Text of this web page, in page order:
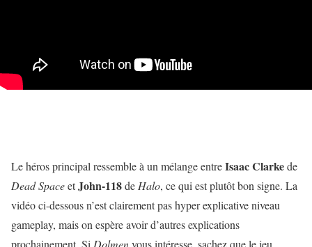
Le héros principal ressemble à un mélange entreIsaac Clarkede
Dead SpaceetJohn-118de Halo, ce qui est plutôt bon signe. La
vidéo ci-dessous n’est clairement pas hyper explicative niveau
gameplay, mais on espère avoir d’autres explications
prochainement. Si Dolmenvous intéresse, sachez que le jeu